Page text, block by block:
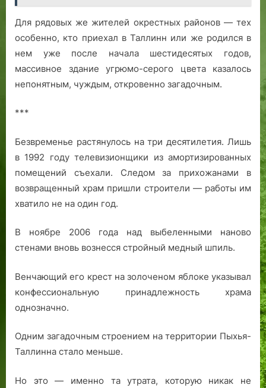
Для рядовых же жителей окрестных районов — тех
особенно, кто приехал в Таллинн или же родился в
нем уже после начала шестидесятых годов,
массивное здание угрюмо-серого цвета казалось
непонятным, чуждым, откровенно загадочным.
***
Безвременье растянулось на три десятилетия. Лишь
в 1992 году телевизионщики из амортизированных
помещений съехали. Следом за прихожанами в
возвращенный храм пришли строители — работы им
хватило не на один год.
В ноябре 2006 года над выбеленными наново
стенами вновь вознесся стройный медный шпиль.
Венчающий его крест на золоченом яблоке указывал
конфессиональную принадлежность храма
однозначно.
Одним загадочным строением на территории Пыхья-
Таллинна стало меньше.
Но это — именно та утрата, которую никак не